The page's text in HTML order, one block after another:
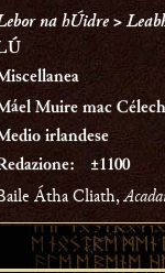
na hÚidre >
Muire mac
irlandese
±1100
Átha Cliath,